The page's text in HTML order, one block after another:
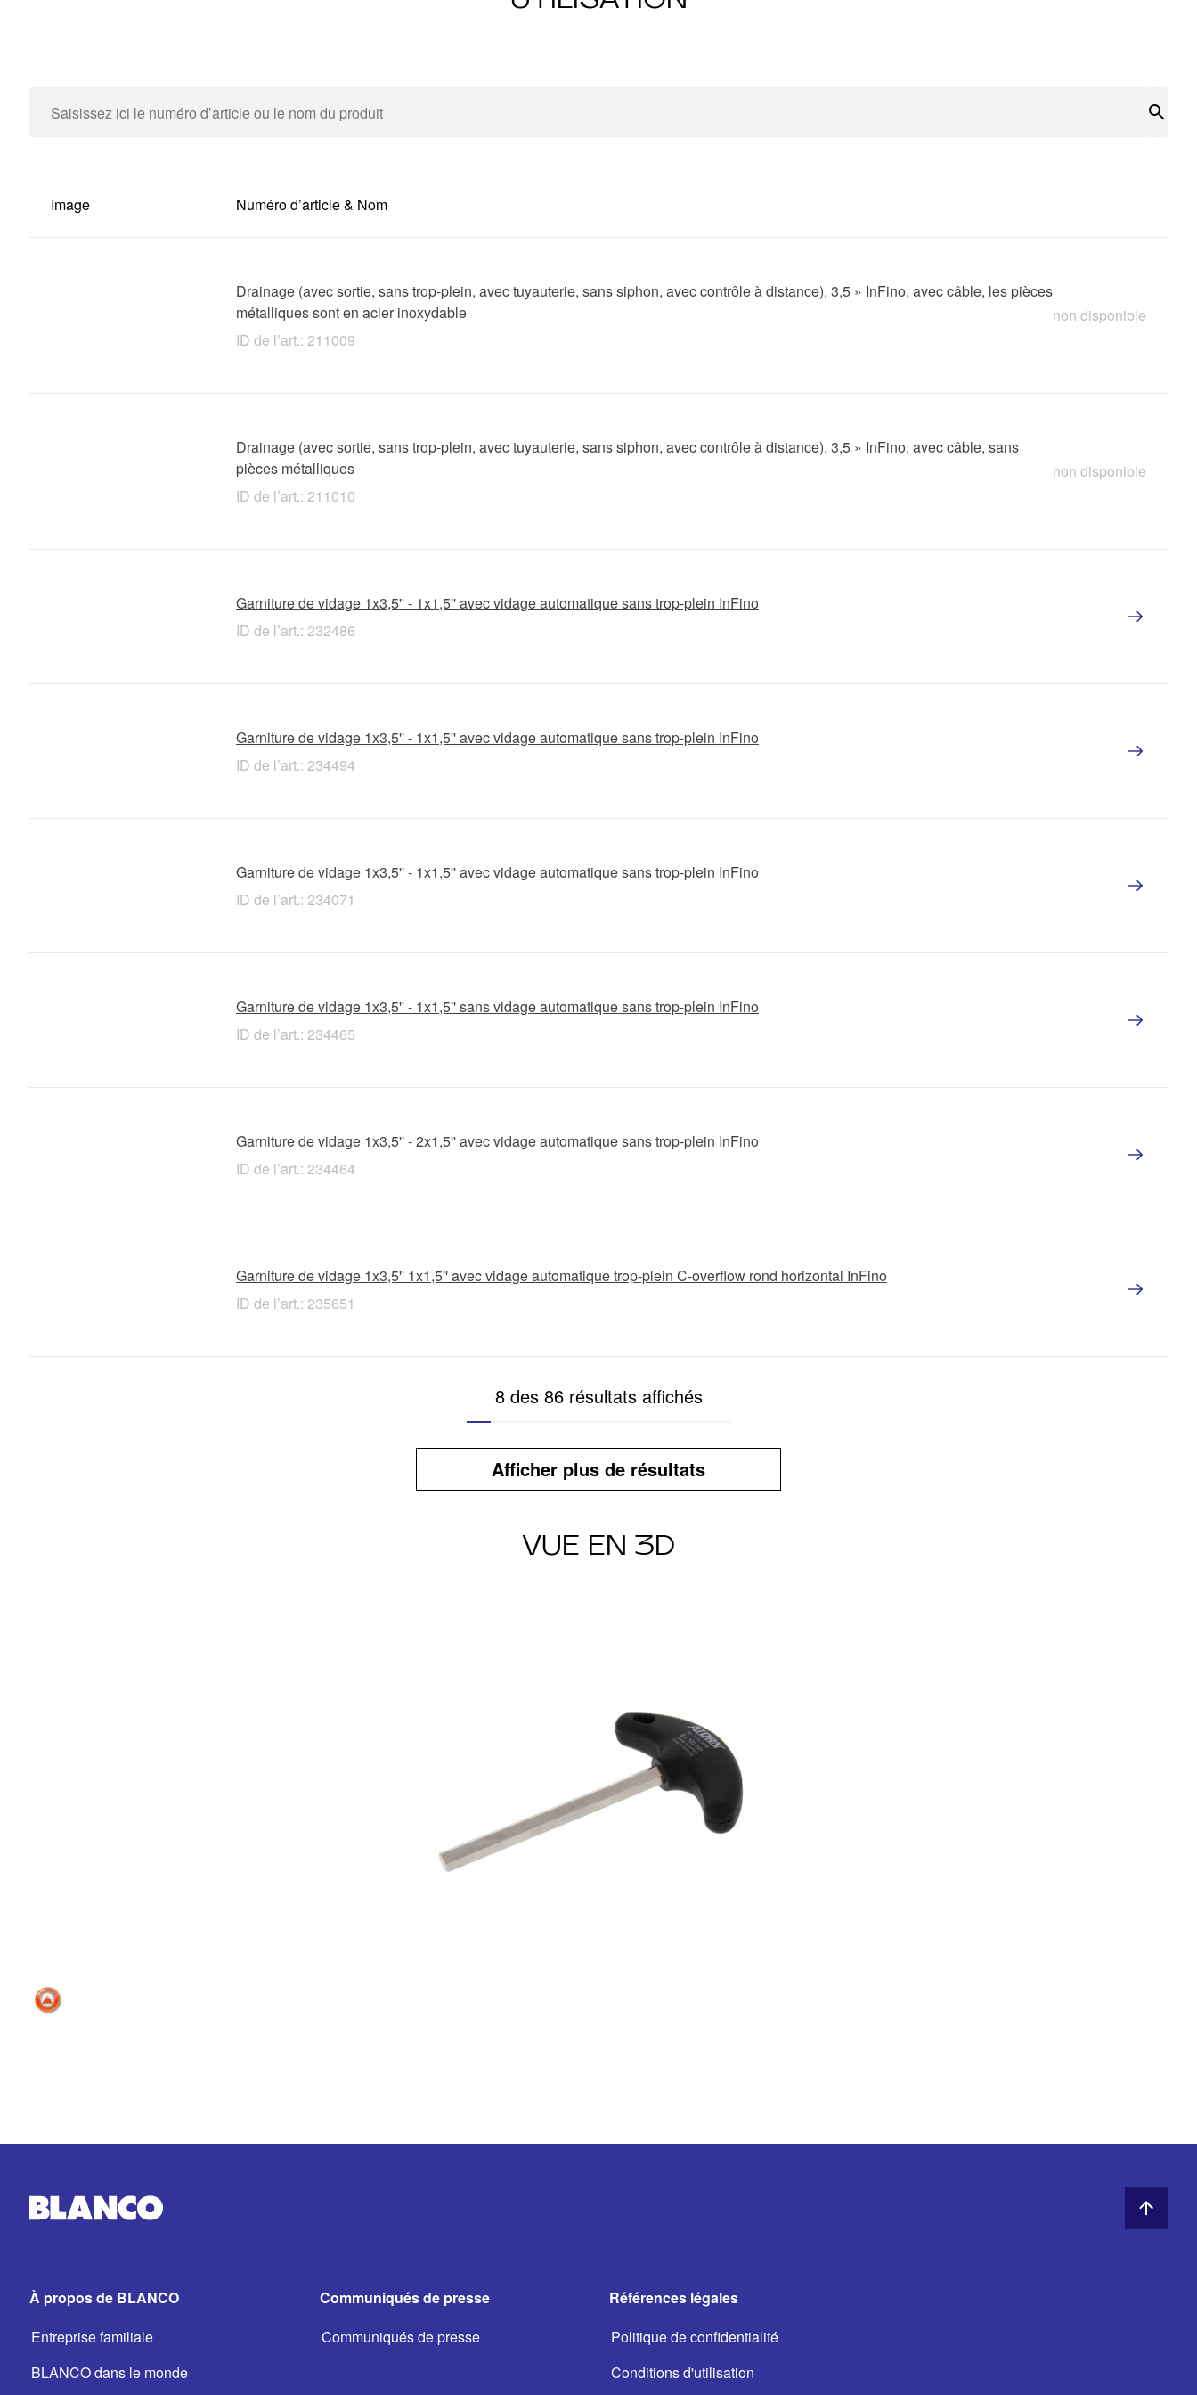
Image Numéro d’article & Nom
Drainage (avec sortie, sans trop-plein, avec tuyauterie, sans siphon, avec contrôle à distance), 3,5 » InFino, avec câble, les pièces
métalliques sont en acier inoxydable
ID de l’art.: 211009
non disponible
Drainage (avec sortie, sans trop-plein, avec tuyauterie, sans siphon, avec contrôle à distance), 3,5 » InFino, avec câble, sans
pièces métalliques
ID de l’art.: 211010
non disponible
Garniture de vidage 1x3,5'' - 1x1,5'' avec vidage automatique sans trop-plein InFino
ID de l’art.: 232486
Garniture de vidage 1x3,5'' - 1x1,5'' avec vidage automatique sans trop-plein InFino
ID de l’art.: 234494
Garniture de vidage 1x3,5'' - 1x1,5'' avec vidage automatique sans trop-plein InFino
ID de l’art.: 234071
Garniture de vidage 1x3,5'' - 1x1,5'' sans vidage automatique sans trop-plein InFino
ID de l’art.: 234465
Garniture de vidage 1x3,5'' - 2x1,5'' avec vidage automatique sans trop-plein InFino
ID de l’art.: 234464
Garniture de vidage 1x3,5'' 1x1,5'' avec vidage automatique trop-plein C-overflow rond horizontal InFino
ID de l’art.: 235651
8 des 86 résultats affichés
Afficher plus de résultats
VUE EN 3D
À propos de BLANCO
Entreprise familiale
BLANCO dans le monde
Communiqués de presse
Communiqués de presse
Références légales
Politique de confidentialité
Conditions d'utilisation